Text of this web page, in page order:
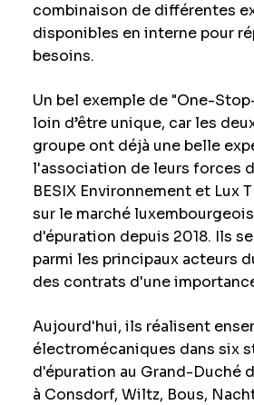
combinaison de différentes
disponibles en interne pour
besoins.
Un bel exemple de "One-
loin d’être unique, car les
groupe ont déjà une belle
l'association de leurs forces
BESIX Environnement et Lux
sur le marché
d'épuration depuis 2018. Ils
parmi les principaux acteurs
des contrats d'une
Aujourd'hui, ils réalisent
électromécaniques dans six
d'épuration au Grand-Duché
à Consdorf, Wiltz, Bous,